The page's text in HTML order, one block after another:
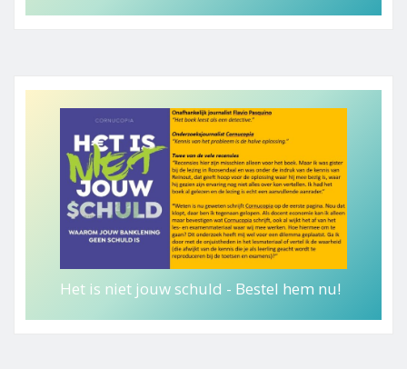
Het is niet jouw schuld - Bestel hem nu!